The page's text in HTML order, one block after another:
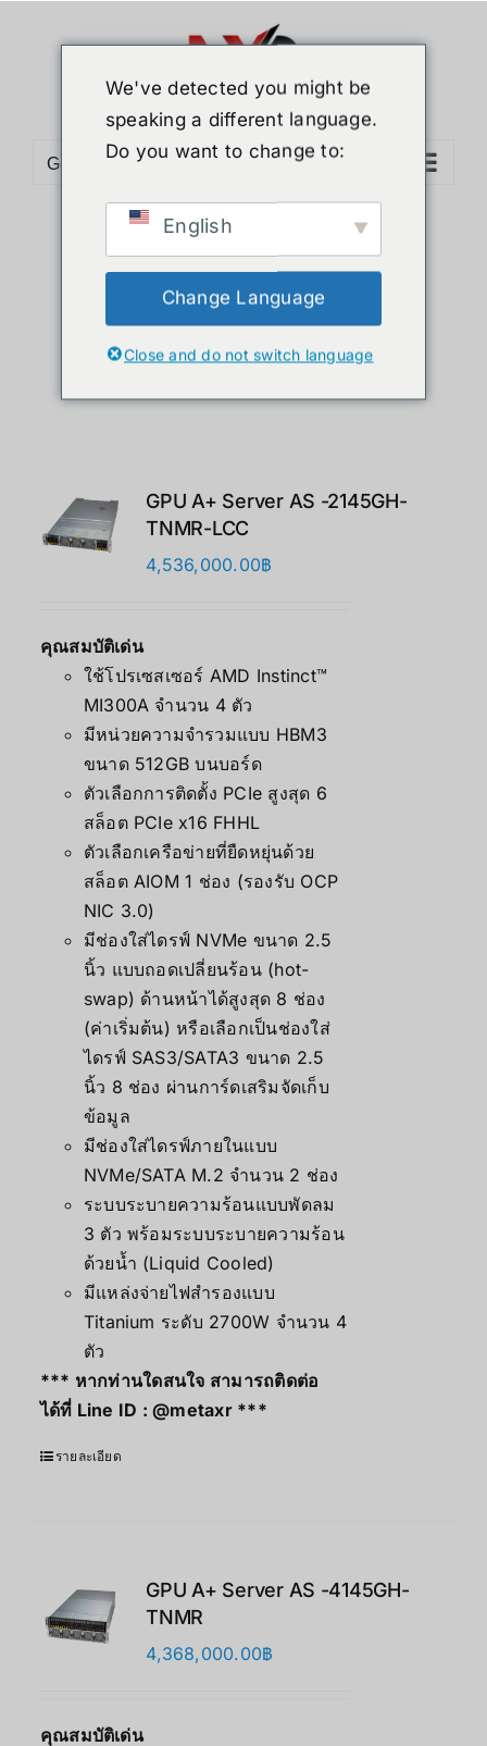
Go to...
Sort byName
Show36 Products
GPU A+ Server AS -2145GH-
TNMR-LCC
4,536,000.00฿
คุณสมบัติเด่น
ใช้โปรเซสเซอร์ AMD Instinct™
MI300A จำนวน 4 ตัว
มีหน่วยความจำรวมแบบ HBM3
ขนาด 512GB บนบอร์ด
ตัวเลือกการติดตั้ง PCIe สูงสุด 6
สล็อต PCIe x16 FHHL
ตัวเลือกเครือข่ายที่ยืดหยุ่นด้วย
สล็อต AIOM 1 ช่อง (รองรับ OCP
NIC 3.0)
มีช่องใส่ไดรฟ์ NVMe ขนาด 2.5
นิ้ว แบบถอดเปลี่ยนร้อน (hot-
swap) ด้านหน้าได้สูงสุด 8 ช่อง
(ค่าเริ่มต้น) หรือเลือกเป็นช่องใส่
ไดรฟ์ SAS3/SATA3 ขนาด 2.5
นิ้ว 8 ช่อง ผ่านการ์ดเสริมจัดเก็บ
ข้อมูล
มีช่องใส่ไดรฟ์ภายในแบบ
NVMe/SATA M.2 จำนวน 2 ช่อง
ระบบระบายความร้อนแบบพัดลม
3 ตัว พร้อมระบบระบายความร้อน
ด้วยน้ำ (Liquid Cooled)
มีแหล่งจ่ายไฟสำรองแบบ
Titanium ระดับ 2700W จำนวน 4
ตัว
*** หากท่านใดสนใจ สามารถติดต่อ
ได้ที่ Line ID :@metaxr***
รายละเอียด
GPU A+ Server AS -4145GH-
TNMR
4,368,000.00฿
คุณสมบัติเด่น
We've detected you might be
speaking a different language.
Do you want to change to:
English
Change Language
Close and do not switch language